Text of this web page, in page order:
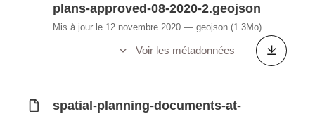
plans-approved-08-2020-2.geojson
Mis à jour le 12 novembre 2020 geojson (1.3Mo)
Voir les métadonnées
spatial-planning-documents-at-